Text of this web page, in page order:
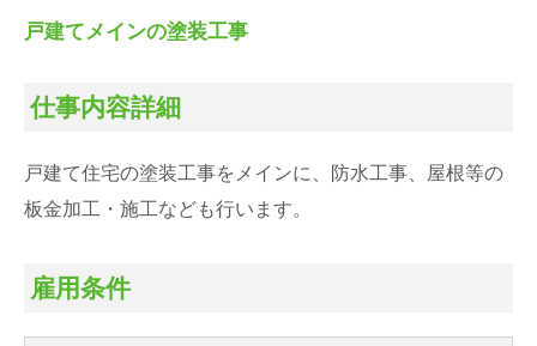
戸建てメインの塗装工事
仕事内容詳細
戸建て住宅の塗装工事をメインに、防水工事、屋根等の
板金加工・施工なども行います。
雇用条件